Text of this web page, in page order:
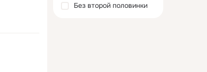
Без второй половинки